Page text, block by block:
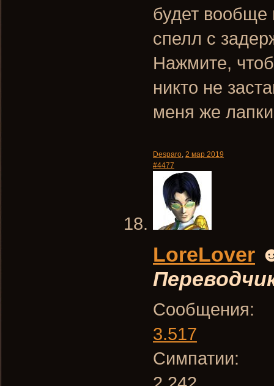
будет вообще
спелл с
Нажмите,
никто не
меня же
Desparo, 2 мар 2019
#4477
LoreLover
Сообщения:
3.517
Симпатии: